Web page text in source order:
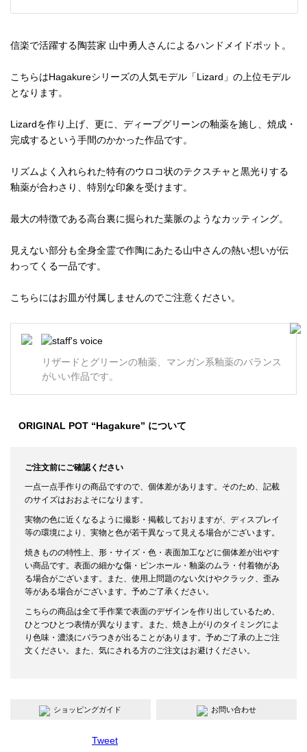
信楽で活躍する陶芸家 山中勇人さんによるハンドメイドポット。
こちらはHagakureシリーズの人気モデル「Lizard」の上位モデル
となります。
Lizardを作り上げ、更に、ディープグリーンの釉薬を施し、焼成・
完成するという手間のかかった作品です。
リズムよく入れられた特有のウロコ状のテクスチャと黒光りする
釉薬が合わさり、特別な印象を受けます。
最大の特徴である高台裏に掘られた葉脈のようなカッティング。
見えない部分も全身全霊で作陶にあたる山中さんの熱い想いが伝
わってくる一品です。
こちらにはお皿が付属しませんのでご注意ください。
リザードとグリーンの釉薬、マンガン系釉薬のバランス
がいい作品です。
ORIGINAL POT “Hagakure” について
ご注文前にご確認ください
一点一点手作りの商品ですので、個体差があります。そのため、記載
のサイズはおおよそになります。
実物の色に近くなるように撮影・掲載しておりますが、ディスプレイ
等の環境により、実物と色が若干異なって見える場合がございます。
焼きものの特性上、形・サイズ・色・表面加工などに個体差が出やす
い商品です。表面の細かな傷・ピンホール・釉薬のムラ・付着物があ
る場合がございます。また、使用上問題のない欠けやクラック、歪み
等がある場合がございます。予めご了承ください。
こちらの商品は全て手作業で表面のデザインを作り出しているため、
ひとつひとつ表情が異なります。また、焼き上がりのタイミングによ
り色味・濃淡にバラつきが出ることがあります。予めご了承の上ご注
文ください。また、気にされる方のご注文はお避けください。
ショッピングガイド お問い合わせ
Tweet